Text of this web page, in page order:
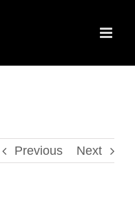
Previous Next